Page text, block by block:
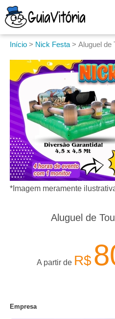
Início > Nick Festa > Aluguel de
*Imagem meramente
Aluguel de
A partir de R$
Empresa